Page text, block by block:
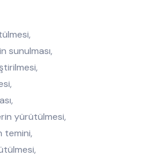
sunulması,
yürütülmesi,
temini,